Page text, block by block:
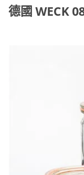
德國 WECK